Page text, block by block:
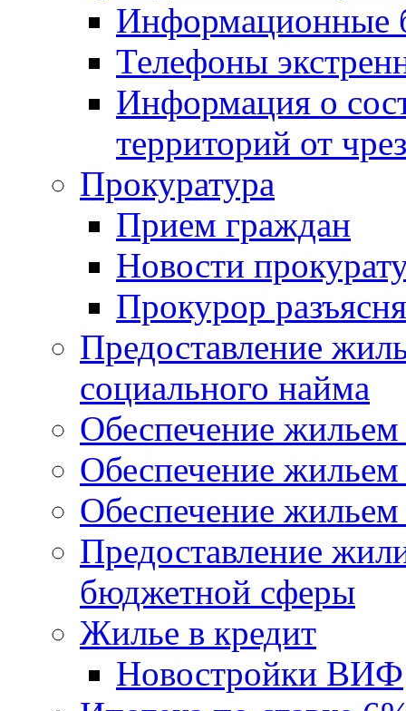
Информационные
Телефоны
Информация о
территорий от
Прокуратура
Прием граждан
Новости
Прокурор
Предоставление
социального найма
Обеспечение
Обеспечение
Обеспечение жильем
Предоставление
бюджетной сферы
Жилье в кредит
Новостройки ВИФ